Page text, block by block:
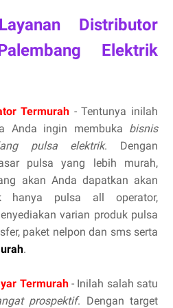
Distributor
Elektrik
Termurah - Tentunya inilah
Anda ingin membuka bisnis
pulsa elektrik. Dengan
pulsa yang lebih murah,
akan Anda dapatkan akan
hanya pulsa all operator,
varian produk pulsa
paket nelpon dan sms serta
.
Termurah- Inilah salah satu
prospektif. Dengan target